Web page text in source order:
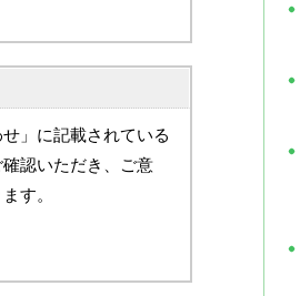
」に記載されている
認いただき、ご意
す。